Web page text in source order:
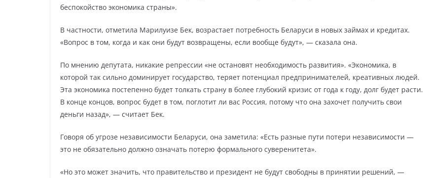
беспокойство экономика страны».
В частности, отметила Марилуизе Бек, возрастает потребность Беларуси в новых займах и кредитах.
«Вопрос в том, когда и как они будут возвращены, если вообще будут», — сказала она.
По мнению депутата, никакие репрессии «не остановят необходимость развития». «Экономика, в
которой так сильно доминирует государство, теряет потенциал предпринимателей, креативных людей.
Эта экономика постепенно будет толкать страну в более глубокий кризис от года к году, долг будет расти.
В конце концов, вопрос будет в том, поглотит ли вас Россия, потому что она захочет получить свои
деньги назад», — считает Бек.
Говоря об угрозе независимости Беларуси, она заметила: «Есть разные пути потери независимости —
это не обязательно должно означать потерю формального суверенитета».
«Но это может значить, что правительство и президент не будут свободны в принятии решений, —